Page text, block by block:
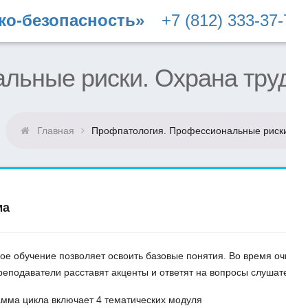
безопасность» +7 (812) 333-
риски. Охрана
Главная Профпатология. Профессиональные
обучение позволяет освоить базовые понятия. Во время
расставят акценты и ответят на вопросы
цикла включает 4 тематических модуля